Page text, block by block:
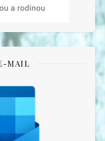
MAIL